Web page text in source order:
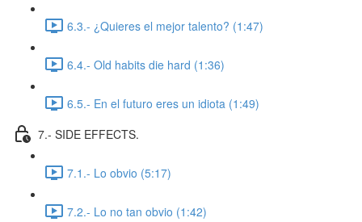
6.3.- ¿Quieres el mejor talento? (1:47)
6.4.- Old habits die hard (1:36)
6.5.- En el futuro eres un idiota (1:49)
7.- SIDE EFFECTS.
7.1.- Lo obvio (5:17)
7.2.- Lo no tan obvio (1:42)